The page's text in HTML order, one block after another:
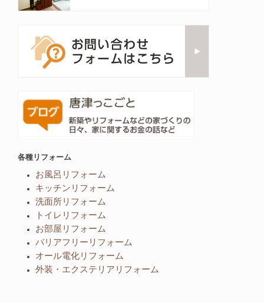
各種リフォーム
お風呂リフォーム
キッチンリフォーム
洗面所リフォーム
トイレリフォーム
お部屋リフォーム
バリアフリーリフォーム
オール電化リフォーム
外装・エクステリアリフォーム